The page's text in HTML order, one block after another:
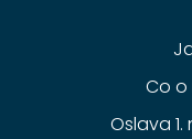
Co o
Oslava